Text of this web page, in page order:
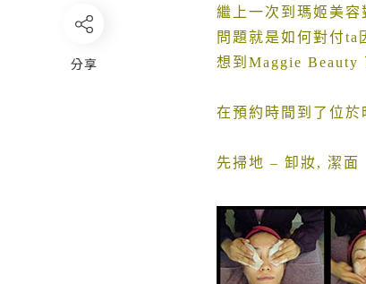
分享
繼上一次到瑪姬美
問題就是如何對付ta
想到 Maggie Beauty
在預約時間到了位於
先掃地 – 卸妝, 潔面